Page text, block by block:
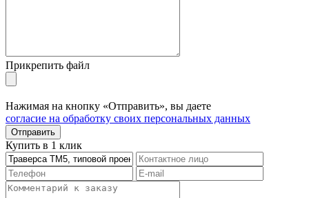
Прикрепить файл
Нажимая на кнопку «Отправить», вы даете
согласие на обработку своих персональных данных
Отправить
Купить в 1 клик